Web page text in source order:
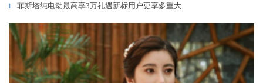
▎ 菲斯塔纯电动最高享3万礼遇新标用户更享多重大